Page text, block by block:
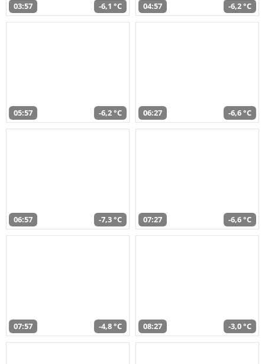
03:57 -6,1 °C 04:57 -6,2 °C
05:57 -6,2 °C 06:27 -6,6 °C
06:57 -7,3 °C 07:27 -6,6 °C
07:57 -4,8 °C 08:27 -3,0 °C